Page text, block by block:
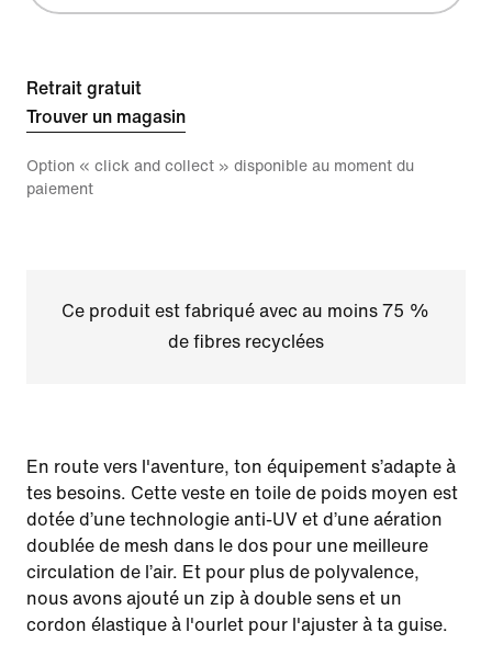
Retrait gratuit
Trouver un magasin
Option « click and collect » disponible au moment du
paiement
Ce produit est fabriqué avec au moins 75 %
de fibres recyclées
En route vers l'aventure, ton équipement s’adapte à
tes besoins. Cette veste en toile de poids moyen est
dotée d’une technologie anti-UV et d’une aération
doublée de mesh dans le dos pour une meilleure
circulation de l’air. Et pour plus de polyvalence,
nous avons ajouté un zip à double sens et un
cordon élastique à l'ourlet pour l'ajuster à ta guise.